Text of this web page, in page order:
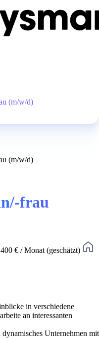
(m/w/d)
(m/w/d)
frau
€ / Monat (geschätzt)
in verschiedene
an interessanten
Unternehmen mit